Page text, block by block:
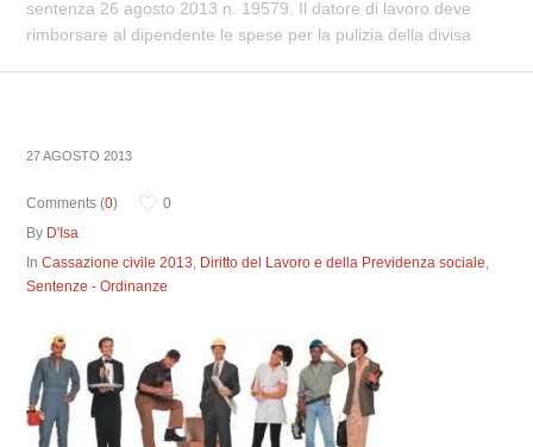
sentenza 26 agosto 2013 n. 19579. Il datore di lavoro deve
rimborsare al dipendente le spese per la pulizia della divisa
27 AGOSTO 2013
Comments (0)
0
By D'Isa
InCassazione civile 2013, Diritto del Lavoro e della Previdenza sociale,
Sentenze - Ordinanze